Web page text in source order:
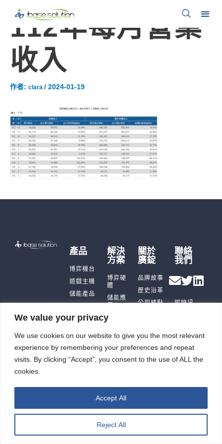
We value your privacy
We use cookies on our website to give you the most relevant
experience by remembering your preferences and repeat
visits. By clicking “Accept”, you consent to the use of ALL the
cookies.
Reject All
Accept All
112年每月營業
收入
作者: clara / 2024-01-19
產品
博弈機台
遊戲主機
儲能產品
觸控平板
智能重訓
機
解決
方案
博弈硬
體
儲能應
用
智能自
關於
廣錠
品牌故事
歷史沿革
公司據點
聯絡
我們
即時訊
網頁設計公司：振作雲科技